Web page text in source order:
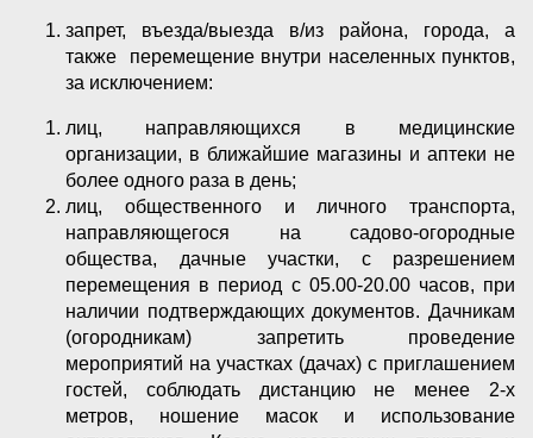
запрет, въезда/выезда в/из района, города, а
также перемещение внутри населенных пунктов,
за исключением:
лиц, направляющихся в медицинские
организации, в ближайшие магазины и аптеки не
более одного раза в день;
лиц, общественного и личного транспорта,
направляющегося на садово-огородные
общества, дачные участки, с разрешением
перемещения в период с 05.00-20.00 часов, при
наличии подтверждающих документов. Дачникам
(огородникам) запретить проведение
мероприятий на участках (дачах) с приглашением
гостей, соблюдать дистанцию не менее 2-х
метров, ношение масок и использование